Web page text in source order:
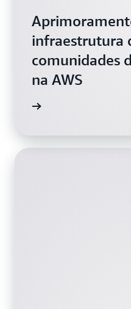
infraestrutura
comunidades
na AWS